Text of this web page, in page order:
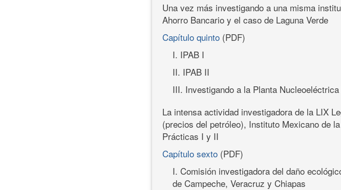
Una vez más investigando a una misma
Ahorro Bancario y el caso de Laguna Verde
Capítulo quinto (PDF)
I. IPAB I
II. IPAB II
III. Investigando a la Planta Nucleoeléctrica
La intensa actividad investigadora de la LIX
(precios del petróleo), Instituto Mexicano de
Prácticas I y II
Capítulo sexto (PDF)
I. Comisión investigadora del daño
de Campeche, Veracruz y Chiapas